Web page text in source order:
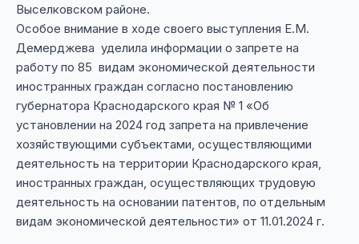
Выселковском районе.
Особое внимание в ходе своего выступления Е.М.
Демерджева уделила информации о запрете на
работу по 85 видам экономической деятельности
иностранных граждан согласно постановлению
губернатора Краснодарского края № 1 «Об
установлении на 2024 год запрета на привлечение
хозяйствующими субъектами, осуществляющими
деятельность на территории Краснодарского края,
иностранных граждан, осуществляющих трудовую
деятельность на основании патентов, по отдельным
видам экономической деятельности» от 11.01.2024 г.